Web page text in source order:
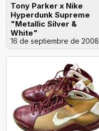
Tony Parker x Nike
Hyperdunk Supreme
"Metallic Silver &
White"
16 de septiembre de 2008